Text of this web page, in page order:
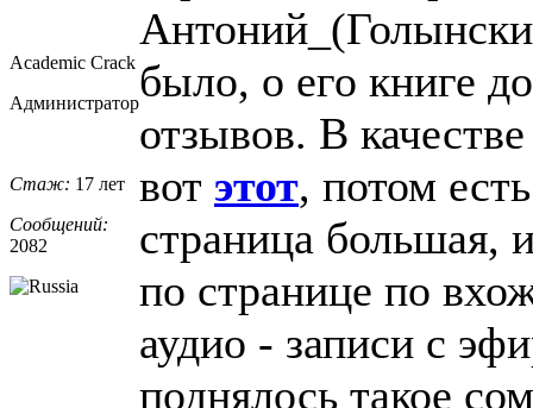
Academic Crack
Администратор
Стаж: 17 лет
Сообщений:
2082
было, о его книге
отзывов. В
вот этот, потом
страница большая,
по странице по
аудио - записи с
поднялось такое